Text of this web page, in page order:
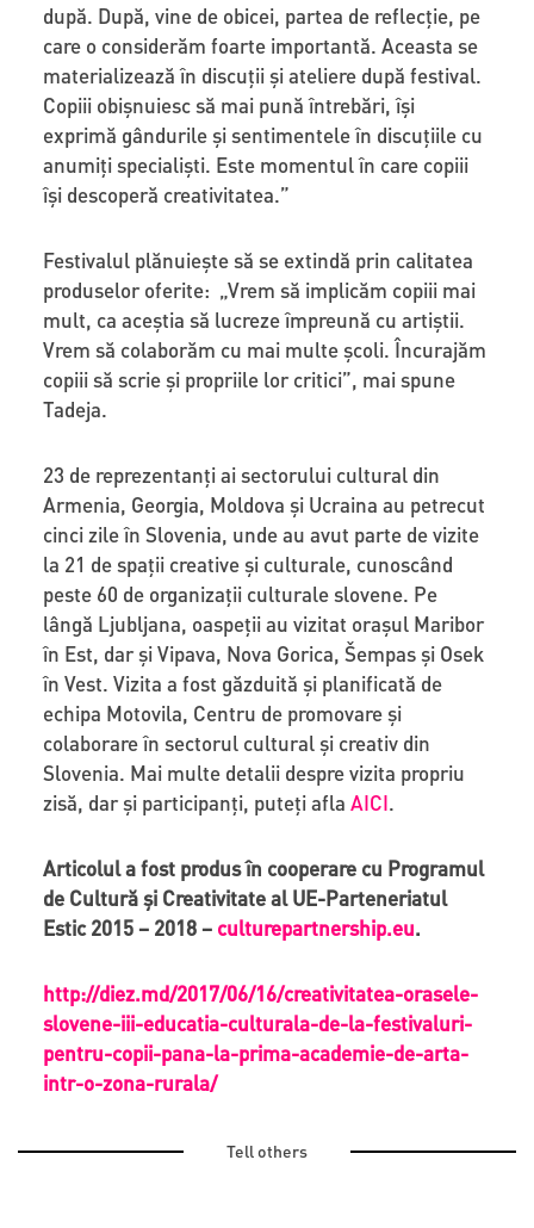
după. După, vine de obicei, partea de reflecție, pe
care o considerăm foarte importantă. Aceasta se
materializează în discuții și ateliere după festival.
Copiii obișnuiesc să mai pună întrebări, își
exprimă gândurile și sentimentele în discuțiile cu
anumiți specialiști. Este momentul în care copiii
își descoperă creativitatea.”
Festivalul plănuiește să se extindă prin calitatea
produselor oferite: „Vrem să implicăm copiii mai
mult, ca aceștia să lucreze împreună cu artiștii.
Vrem să colaborăm cu mai multe școli. Încurajăm
copiii să scrie și propriile lor critici”, mai spune
Tadeja.
23 de reprezentanți ai sectorului cultural din
Armenia, Georgia, Moldova și Ucraina au petrecut
cinci zile în Slovenia, unde au avut parte de vizite
la 21 de spații creative și culturale, cunoscând
peste 60 de organizații culturale slovene. Pe
lângă Ljubljana, oaspeții au vizitat orașul Maribor
în Est, dar și Vipava, Nova Gorica, Šempas și Osek
în Vest. Vizita a fost găzduită și planificată de
echipa Motovila, Centru de promovare și
colaborare în sectorul cultural și creativ din
Slovenia. Mai multe detalii despre vizita propriu
zisă, dar și participanți, puteți afla AICI.
Articolul a fost produs în cooperare cu Programul
de Cultură și Creativitate al UE-Parteneriatul
Estic 2015 – 2018 – culturepartnership.eu.
http://diez.md/2017/06/16/creativitatea-orasele-
slovene-iii-educatia-culturala-de-la-festivaluri-
pentru-copii-pana-la-prima-academie-de-arta-
intr-o-zona-rurala/
Tell others